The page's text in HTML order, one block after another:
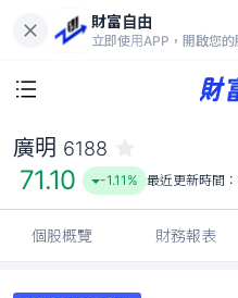
財富自由
立即使用APP，開啟您的
71.10
-
廣明 6188
71.10 -1.11% 最近更新時間：
個股概覽 財務報表